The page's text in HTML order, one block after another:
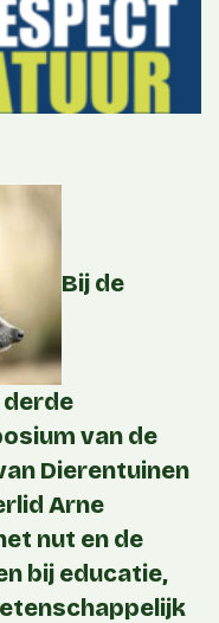
Bij de
derde
van de
Dierentuinen
Arne
nut en de
bij educatie,